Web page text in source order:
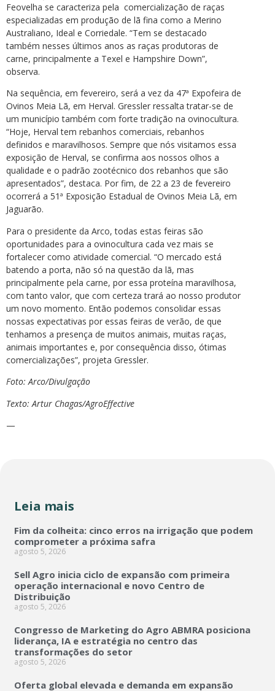
Feovelha se caracteriza pela comercialização de raças
especializadas em produção de lã fina como a Merino
Australiano, Ideal e Corriedale. “Tem se destacado
também nesses últimos anos as raças produtoras de
carne, principalmente a Texel e Hampshire Down”,
observa.
Na sequência, em fevereiro, será a vez da 47ª Expofeira de
Ovinos Meia Lã, em Herval. Gressler ressalta tratar-se de
um município também com forte tradição na ovinocultura.
“Hoje, Herval tem rebanhos comerciais, rebanhos
definidos e maravilhosos. Sempre que nós visitamos essa
exposição de Herval, se confirma aos nossos olhos a
qualidade e o padrão zootécnico dos rebanhos que são
apresentados”, destaca. Por fim, de 22 a 23 de fevereiro
ocorrerá a 51ª Exposição Estadual de Ovinos Meia Lã, em
Jaguarão.
Para o presidente da Arco, todas estas feiras são
oportunidades para a ovinocultura cada vez mais se
fortalecer como atividade comercial. “O mercado está
batendo a porta, não só na questão da lã, mas
principalmente pela carne, por essa proteína maravilhosa,
com tanto valor, que com certeza trará ao nosso produtor
um novo momento. Então podemos consolidar essas
nossas expectativas por essas feiras de verão, de que
tenhamos a presença de muitos animais, muitas raças,
animais importantes e, por consequência disso, ótimas
comercializações”, projeta Gressler.
Foto: Arco/Divulgação
Texto: Artur Chagas/AgroEffective
—
Leia mais
Fim da colheita: cinco erros na irrigação que podem
comprometer a próxima safra
agosto 5, 2026
Sell Agro inicia ciclo de expansão com primeira
operação internacional e novo Centro de
Distribuição
agosto 5, 2026
Congresso de Marketing do Agro ABMRA posiciona
liderança, IA e estratégia no centro das
transformações do setor
agosto 5, 2026
Oferta global elevada e demanda em expansão